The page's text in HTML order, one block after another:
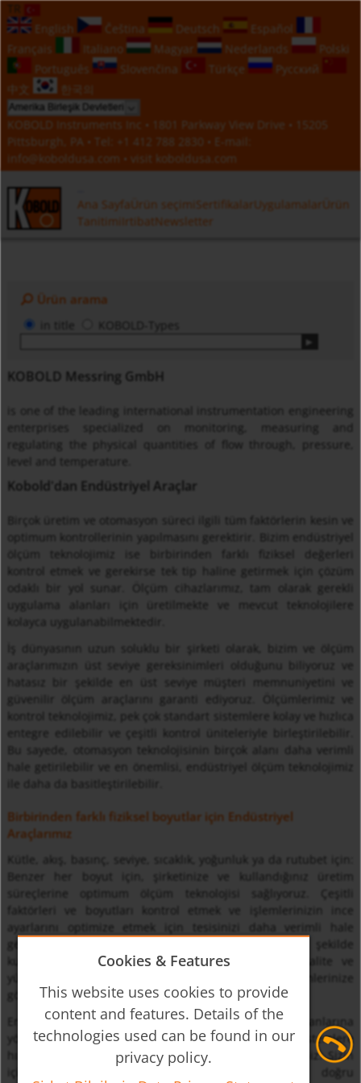
English
Čeština Deutsch
Español
Français
Italiano Magyar Nederlands
Polski
Português
Slovenčina Türkçe
Русский
中文
한국의
KOBOLD Instruments Inc • 1801 Parkway View Drive • 15205
Pittsburgh, PA • Tel:
+1 412 788 2830 • E-mail:
info@koboldusa.com • visit koboldusa.com
Ana Sayfa Ürün seçimi Sertifikalar Uygulamalar
Ürün
Tanitimi
IrtibatNewsletter
Ürün arama
KOBOLD-Types
KOBOLD Messring GmbH
is one of the leading international instrumentation engineering
enterprises specialized on monitoring, measuring and
regulating the physical quantities of flow through, pressure,
level and temperature.
Kobold'dan Endüstriyel Araçlar
Birçok üretim ve otomasyon süreci ilgili tüm faktörlerin kesin ve
optimum kontrollerinin yapılmasını gerektirir. Bizim endüstriyel
ölçüm teknolojimiz ise birbirinden farklı fiziksel değerleri
kontrol etmek ve gerekirse tek tip haline getirmek için çözüm
odaklı bir yol sunar. Ölçüm cihazlarımız, tam olarak gerekli
uygulama alanları için üretilmekte ve mevcut teknolojilere
kolayca uygulanabilmektedir.
İş dünyasının uzun soluklu bir şirketi olarak, bizim ve ölçüm
araçlarımızın üst seviye gereksinimleri olduğunu biliyoruz ve
hatasız bir şekilde en üst seviye müşteri memnuniyetini ve
güvenilir ölçüm araçlarını garanti ediyoruz. Ölçümlerimiz ve
kontrol teknolojimiz, pek çok standart sistemlere kolay ve hızlıca
entegre edilebilir ve çeşitli kontrol üniteleriyle birleştirilebilir.
Bu sayede, otomasyon teknolojisinin birçok alanı daha verimli
hale getirilebilir ve en önemlisi, endüstriyel ölçüm teknolojimiz
Birbirinden farklı fiziksel boyutlar için Endüstriyel
Araçlarımız
Kütle, akış, basınç, seviye, sıcaklık, yoğunluk ya da rutubet için:
Benzer her boyut için, şirketinize ve kullandığınız üretim
süreçlerine optimum ölçüm teknolojisi sağlıyoruz. Çeşitli
faktörleri ve boyutları kontrol etmek ve işlemlerinizin ince
ayarlarını optimize etmek için tesisinizi daha verimli hale
getirecek olan endüstriyel araç teknolojimizi bu şekilde
kullanabilirsiniz. Optik ölçüm teknolojimiz yüksek kalite ve
yüksek performans özelliklerine sahiptir ve gereksinimlerinize
göre size kapsamlı bir performans portföyü sunar.
Endüstriyel ölçüm teknolojimiz üretimle ilgili çalışma alanlarına
yönelik tasarlandığı için, cihazlarımızı çok farklı sistemlere
hızlıca ve fazla çaba harcamadan entegre edebilirsiniz. Sizin
Cookies & Features
This website uses cookies to provide
content and features. Details of the
technologies used can be found in our
privacy policy.